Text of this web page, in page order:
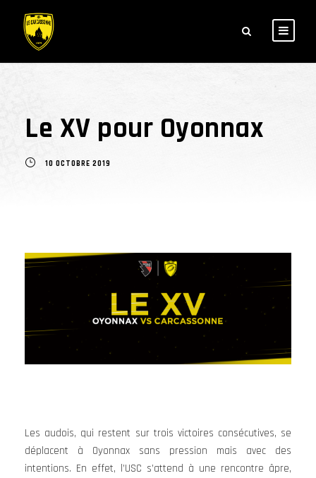
Le XV pour Oyonnax
10 OCTOBRE 2019
Les audois, qui restent sur trois victoires consécutives, se
déplacent à Oyonnax sans pression mais avec des
intentions. En effet, l’USC s’attend à une rencontre âpre,